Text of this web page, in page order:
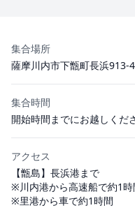
集合場所
薩摩川内市下甑町長浜913-
集合時間
開始時間までにお越しくだ
アクセス
【甑島】長浜港まで
※川内港から高速船で約1
※里港から車で約1時間